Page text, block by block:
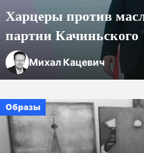
Харцеры против
партии Качиньского
Михал Кацевич
Образы